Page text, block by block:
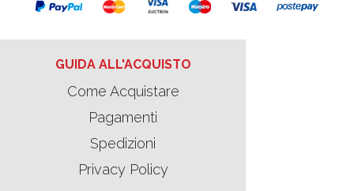
GUIDA ALL'ACQUISTO
Come Acquistare
Pagamenti
Spedizioni
Privacy Policy